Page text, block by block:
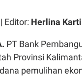
| Editor: Herlina
PT Bank
Provinsi
pemulihan